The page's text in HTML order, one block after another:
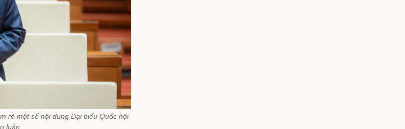
rõ một số nội dung Đại biểu Quốc hội
luận